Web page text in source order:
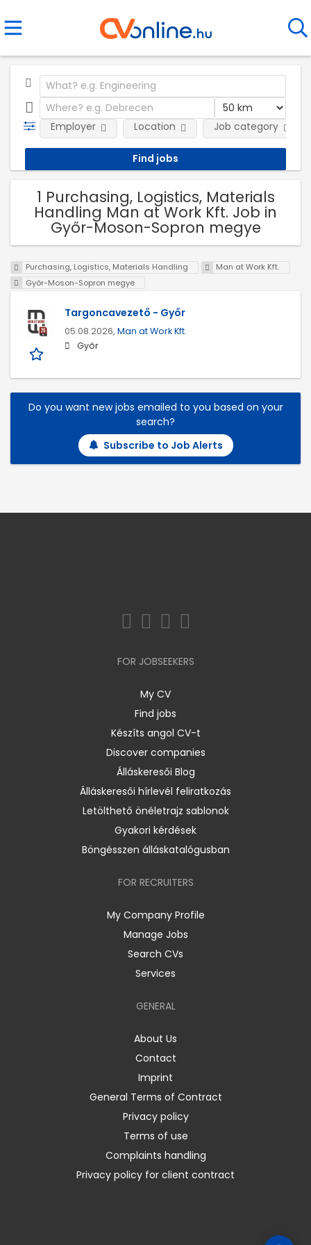
Employer Location Job category
1 Purchasing, Logistics, Materials
Handling Man at Work Kft. Job in
Győr-Moson-Sopron megye
Purchasing, Logistics, Materials Handling
Man at Work Kft.
Győr-Moson-Sopron megye
Targoncavezető - Győr
05.08.2026, Man at Work Kft.
Győr
Do you want new jobs emailed to you based on your
search?
Subscribe to Job Alerts
FOR JOBSEEKERS
My CV
Find jobs
Készíts angol CV-t
Discover companies
Álláskeresői Blog
Álláskeresői hírlevél feliratkozás
Letölthető önéletrajz sablonok
Gyakori kérdések
Böngésszen álláskatalógusban
FOR RECRUITERS
My Company Profile
Manage Jobs
Search CVs
Services
GENERAL
About Us
Contact
Imprint
General Terms of Contract
Privacy policy
Terms of use
Complaints handling
Privacy policy for client contract